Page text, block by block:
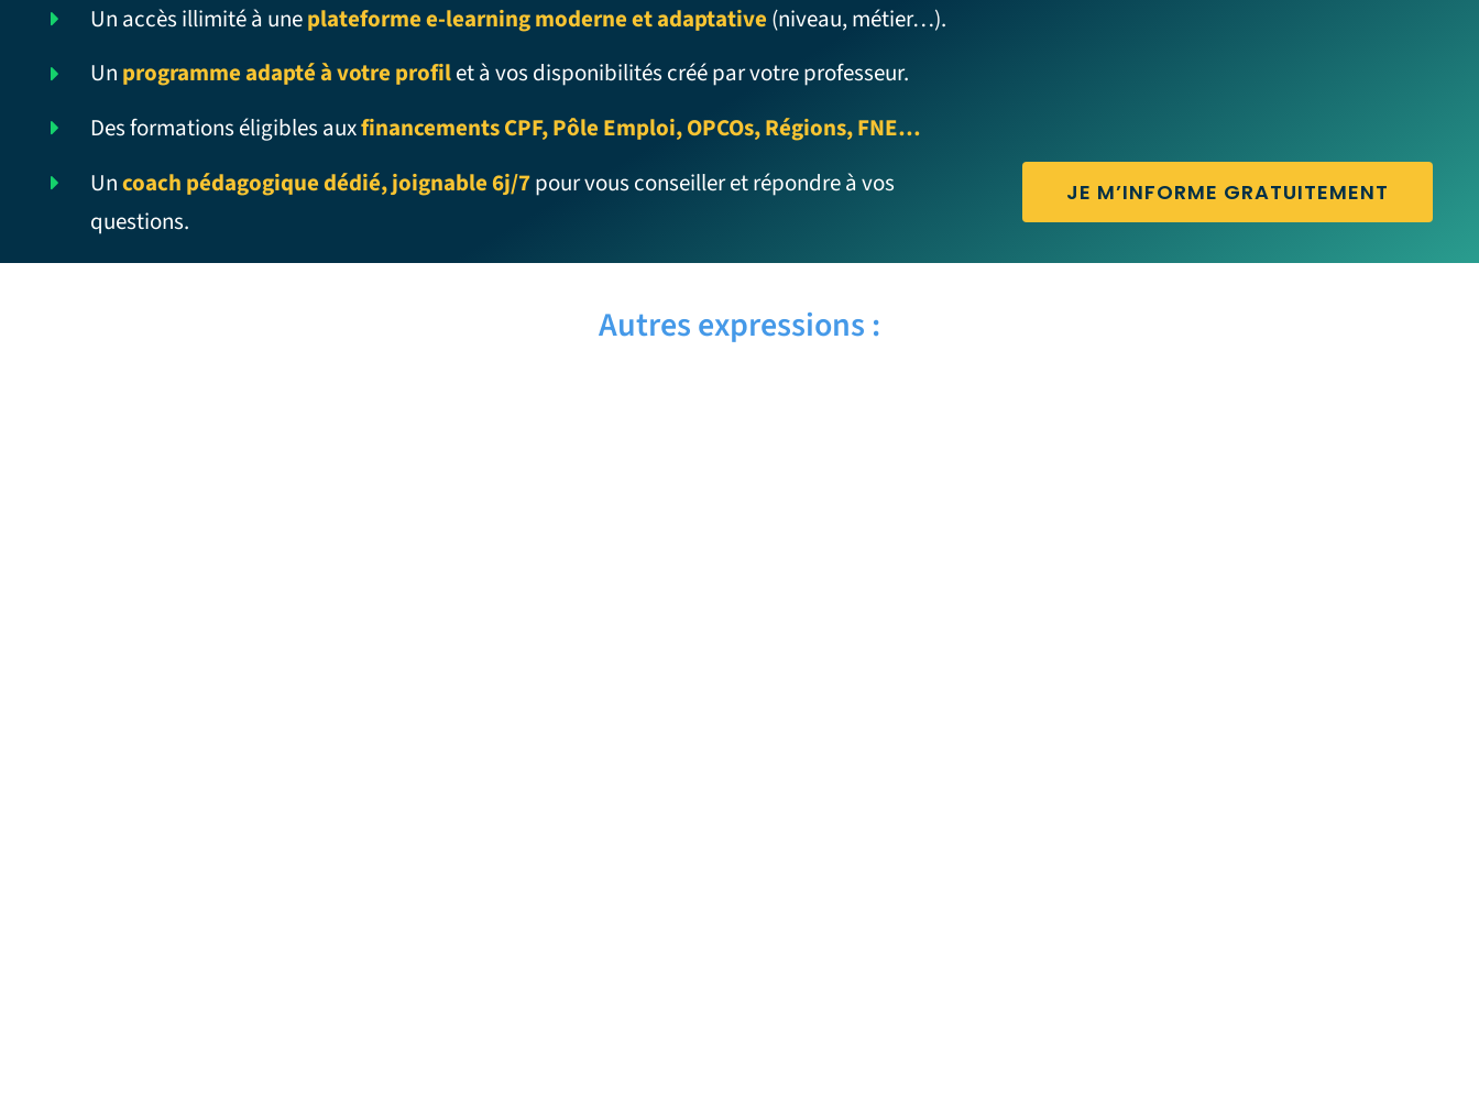
Un accès illimité à uneplateforme e-learning moderne et adaptative (niveau, métier…).
Un programme adapté à votre profilet à vos disponibilités créé par votre professeur.
Des formations éligibles auxfinancements CPF, Pôle Emploi, OPCOs, Régions, FNE…
Uncoach pédagogique dédié, joignable 6j/7pour vous conseiller et répondre à vos
questions.
JE M’INFORME GRATUITEMENT
Autres expressions :